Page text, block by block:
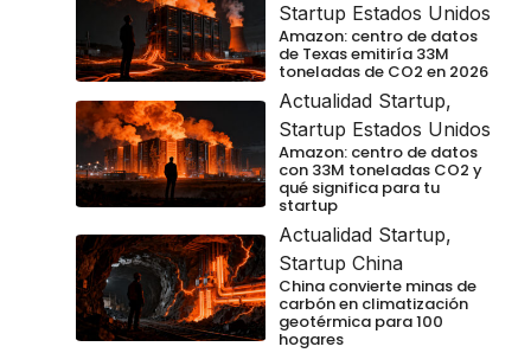
Startup Estados Unidos
Amazon: centro de datos
de Texas emitiría 33M
toneladas de CO2 en 2026
Actualidad Startup,
Startup Estados Unidos
Amazon: centro de datos
con 33M toneladas CO2 y
qué significa para tu
startup
Actualidad Startup,
Startup China
China convierte minas de
carbón en climatización
geotérmica para 100
hogares